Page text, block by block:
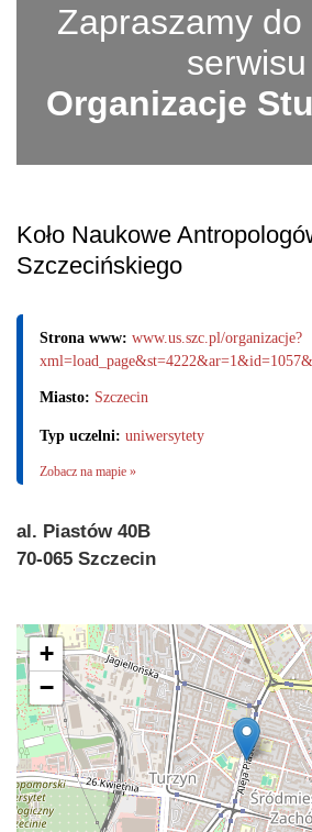
Zapraszamy do
serwisu
Organizacje
Koło Naukowe
Szczecińskiego
Strona www: www.us.szc.pl/organizacje?
Miasto: Szczecin
Typ uczelni: uniwersytety
Zobacz na mapie »
al. Piastów 40B
70-065 Szczecin
+
−